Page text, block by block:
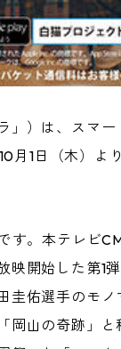
」）は、スマー
月1日（木）よ
す。本テレビ
開始した第1
圭佑選手のモノ
岡山の奇跡」